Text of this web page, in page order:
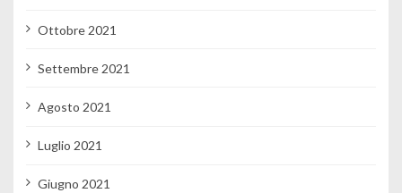
Ottobre 2021
Settembre 2021
Agosto 2021
Luglio 2021
Giugno 2021